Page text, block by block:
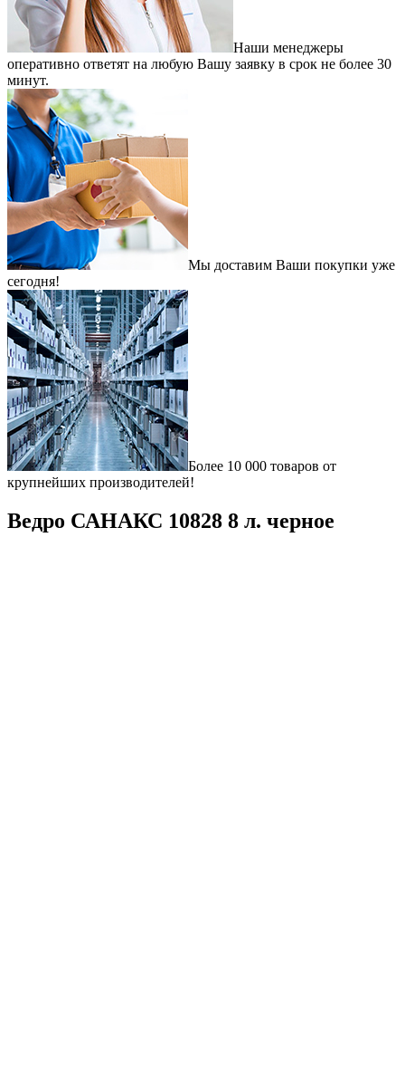
Наши менеджеры
оперативно ответят на любую Вашу заявку в срок не более 30
минут.
Мы доставим Ваши покупки уже
сегодня!
Более 10 000 товаров от
крупнейших производителей!
Ведро САНАКС 10828 8 л. черное